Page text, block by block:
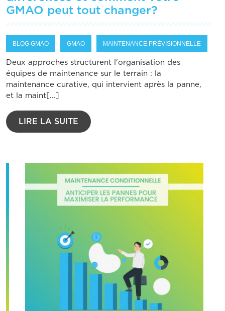
GMAO peut tout changer?
BLOG GMAO GMAO MAINTENANCE PRÉVISIONNELLE
Deux approches structurent l'organisation des
équipes de maintenance sur le terrain : la
maintenance curative, qui intervient après la panne,
et la maint[...]
LIRE LA SUITE